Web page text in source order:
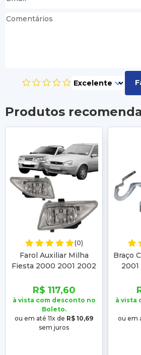
Produtos
(0)
Farol Auxiliar Milha
Fiesta 2000 2001 2002
Courier 2000 2001
2002 2003 04 05 06 07
R$ 117,60
à vista com desconto no
Boleto.
ou em até 11x de R$ 10,69
sem juros
Braço
2004
2008
à vista
ou em